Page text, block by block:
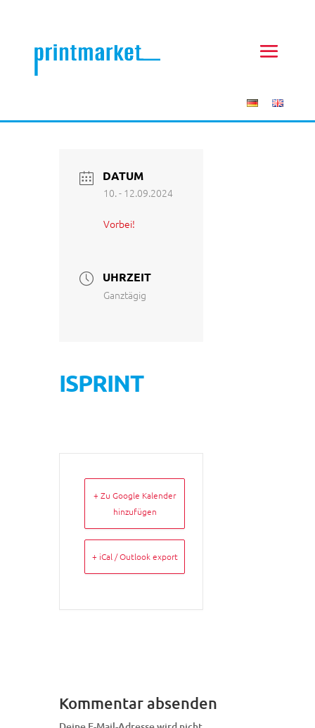
DATUM
10. - 12.09.2024
Vorbei!
UHRZEIT
Ganztägig
ISPRINT
+ Zu Google Kalender
hinzufügen
+ iCal / Outlook export
Kommentar absenden